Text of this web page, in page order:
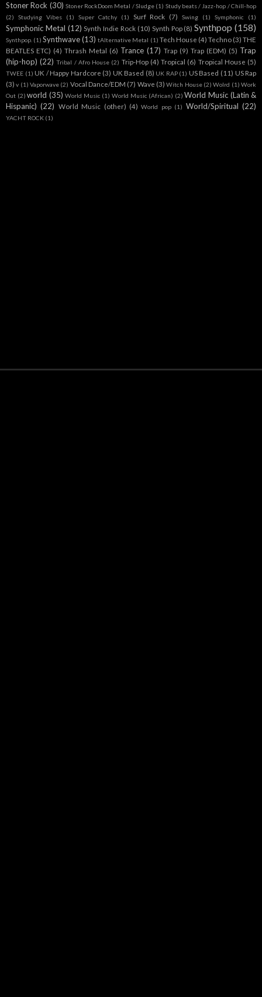
Stoner Rock (30) Stoner RockDoom Metal / Sludge (1) Study beats / Jazz-hop / Chill-hop
(2)
Studying Vibes (1) Super Catchy (1) Surf Rock (7) Swing (1) Symphonic (1)
Symphonic Metal (12) Synth Indie Rock (10) Synth Pop (8) Synthpop (158)
Synthpop. (1) Synthwave (13) tAlternative Metal (1) Tech House (4) Techno (3) THE
BEATLES ETC) (4) Thrash Metal (6) Trance (17) Trap (9) Trap (EDM) (5) Trap
(hip-hop) (22) Tribal / Afro House (2) Trip-Hop (4) Tropical (6) Tropical House (5)
TWEE (1) UK / Happy Hardcore (3) UK Based (8) UK RAP (1) US Based (11) US Rap
(3) v (1) Vaporwave (2) Vocal Dance/EDM (7) Wave (3) Witch House (2) Wolrd (1) Work
Out (2) world (35) World Music (1) World Music (African) (2) World Music (Latin &
Hispanic) (22) World Music (other) (4) World pop (1) World/Spiritual (22)
YACHT ROCK (1)